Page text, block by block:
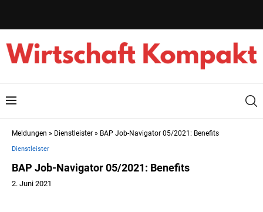
Meldungen » Dienstleister » BAP Job-Navigator 05/2021: Benefits
Dienstleister
BAP Job-Navigator 05/2021: Benefits
2. Juni 2021